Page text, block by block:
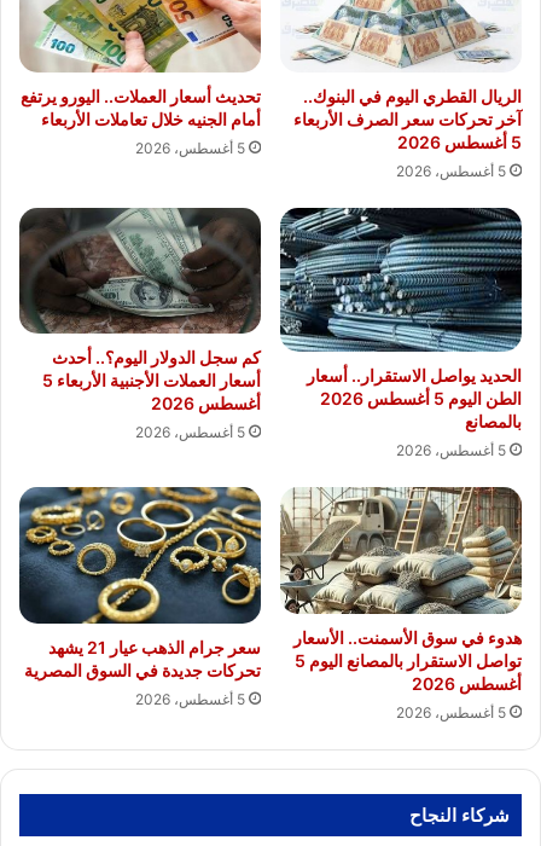
الريال القطري اليوم في البنوك..
آخر تحركات سعر الصرف الأربعاء
5 أغسطس 2026
5 أغسطس، 2026
تحديث أسعار العملات.. اليورو يرتفع
أمام الجنيه خلال تعاملات الأربعاء
5 أغسطس، 2026
الحديد يواصل الاستقرار.. أسعار
الطن اليوم 5 أغسطس 2026
بالمصانع
5 أغسطس، 2026
كم سجل الدولار اليوم؟.. أحدث
أسعار العملات الأجنبية الأربعاء 5
أغسطس 2026
5 أغسطس، 2026
هدوء في سوق الأسمنت.. الأسعار
تواصل الاستقرار بالمصانع اليوم 5
أغسطس 2026
5 أغسطس، 2026
سعر جرام الذهب عيار 21 يشهد
تحركات جديدة في السوق المصرية
5 أغسطس، 2026
شركاء النجاح